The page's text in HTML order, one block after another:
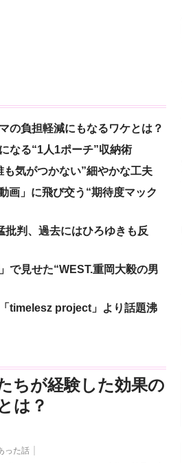
の負担軽減にもなるワケとは？
なる“1人1ポーチ”収納術
気がつかない”細やかな工夫
画」に飛び交う“期待度マック
判、過去にはひろゆきも反
で見せた“WEST.重岡大毅の男
timelesz project」より話題沸
ちが経験した効果の
は？
った話